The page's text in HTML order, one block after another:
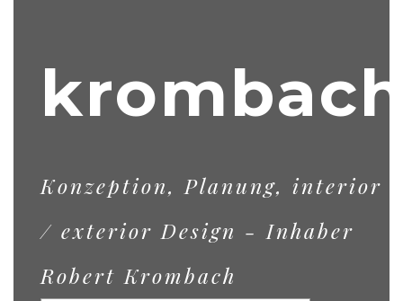
Konzeption, Planung, interior
/ exterior Design - Inhaber
Robert Krombach